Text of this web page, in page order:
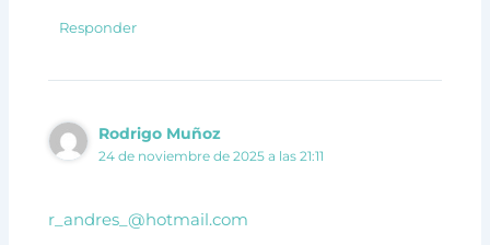
Responder
Rodrigo Muñoz
24 de noviembre de 2025 a las 21:11
r_andres_@hotmail.com